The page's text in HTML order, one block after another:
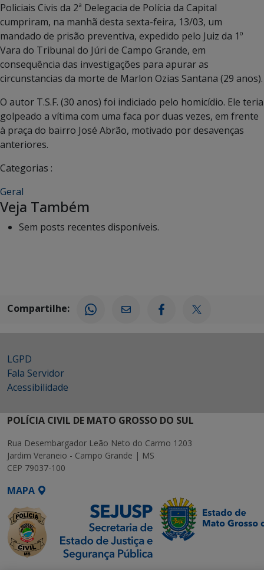
Policiais Civis da 2ª Delegacia de Polícia da Capital
cumpriram, na manhã desta sexta-feira, 13/03, um
mandado de prisão preventiva, expedido pelo Juiz da 1º
Vara do Tribunal do Júri de Campo Grande, em
consequência das investigações para apurar as
circunstancias da morte de Marlon Ozias Santana (29 anos).
O autor T.S.F. (30 anos) foi indiciado pelo homicídio. Ele teria
golpeado a vítima com uma faca por duas vezes, em frente
à praça do bairro José Abrão, motivado por desavenças
anteriores.
Categorias :
Geral
Veja Também
Sem posts recentes disponíveis.
Compartilhe:
LGPD
Fala Servidor
Acessibilidade
POLÍCIA CIVIL DE MATO GROSSO DO SUL
Rua Desembargador Leão Neto do Carmo 1203
Jardim Veraneio - Campo Grande | MS
CEP 79037-100
MAPA